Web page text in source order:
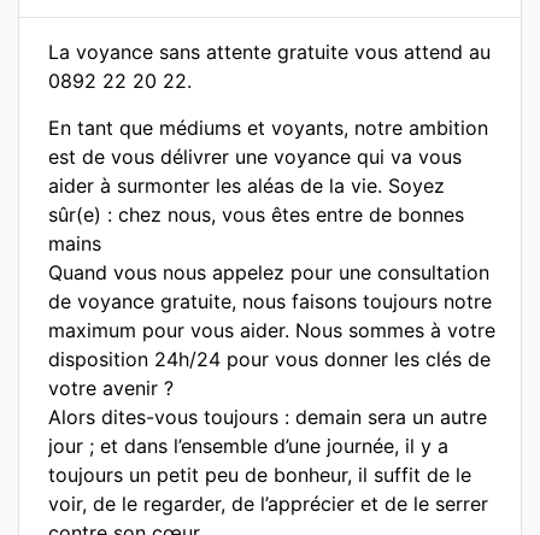
La voyance sans attente gratuite vous attend au
0892 22 20 22.
En tant que médiums et voyants, notre ambition
est de vous délivrer une voyance qui va vous
aider à surmonter les aléas de la vie. Soyez
sûr(e) : chez nous, vous êtes entre de bonnes
mains
Quand vous nous appelez pour une consultation
de voyance gratuite, nous faisons toujours notre
maximum pour vous aider. Nous sommes à votre
disposition 24h/24 pour vous donner les clés de
votre avenir ?
Alors dites-vous toujours : demain sera un autre
jour ; et dans l’ensemble d’une journée, il y a
toujours un petit peu de bonheur, il suffit de le
voir, de le regarder, de l’apprécier et de le serrer